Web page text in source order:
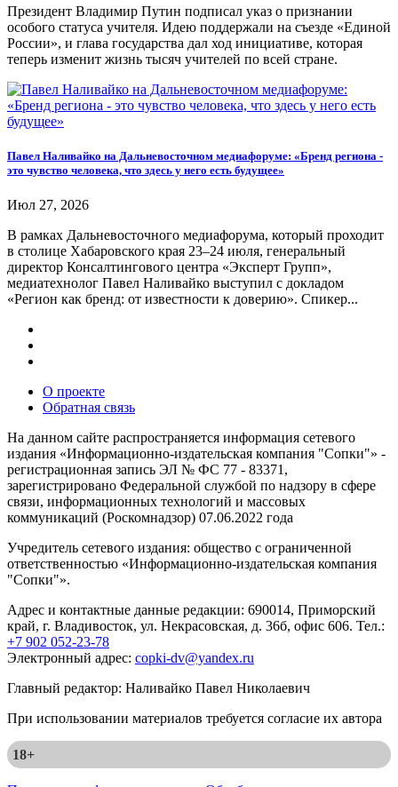
Президент Владимир Путин подписал указ о признании
особого статуса учителя. Идею поддержали на съезде «Единой
России», и глава государства дал ход инициативе, которая
теперь изменит жизнь тысяч учителей по всей стране.
Павел Наливайко на Дальневосточном медиафоруме: «Бренд региона -
это чувство человека, что здесь у него есть будущее»
Июл 27, 2026
В рамках Дальневосточного медиафорума, который проходит
в столице Хабаровского края 23–24 июля, генеральный
директор Консалтингового центра «Эксперт Групп»,
медиатехнолог Павел Наливайко выступил с докладом
«Регион как бренд: от известности к доверию». Спикер...
О проекте
Обратная связь
На данном сайте распространяется информация сетевого
издания «Информационно-издательская компания "Сопки"» -
регистрационная запись ЭЛ № ФС 77 - 83371,
зарегистрировано Федеральной службой по надзору в сфере
связи, информационных технологий и массовых
коммуникаций (Роскомнадзор) 07.06.2022 года
Учредитель сетевого издания: общество с ограниченной
ответственностью «Информационно-издательская компания
"Сопки"».
Адрес и контактные данные редакции: 690014, Приморский
край, г. Владивосток, ул. Некрасовская, д. 36б, офис 606. Тел.:
+7 902 052-23-78
Электронный адрес: copki-dv@yandex.ru
Главный редактор: Наливайко Павел Николаевич
При использовании материалов требуется согласие их автора
18+